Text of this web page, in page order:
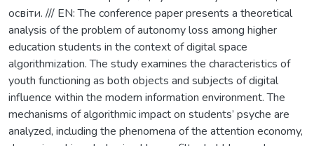
освіти. /// EN: The conference paper presents a theoretical
analysis of the problem of autonomy loss among higher
education students in the context of digital space
algorithmization. The study examines the characteristics of
youth functioning as both objects and subjects of digital
influence within the modern information environment. The
mechanisms of algorithmic impact on students’ psyche are
analyzed, including the phenomena of the attention economy,